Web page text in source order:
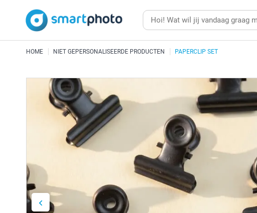
HOME NIET GEPERSONALISEERDE PRODUCTEN PAPERCLIP SET